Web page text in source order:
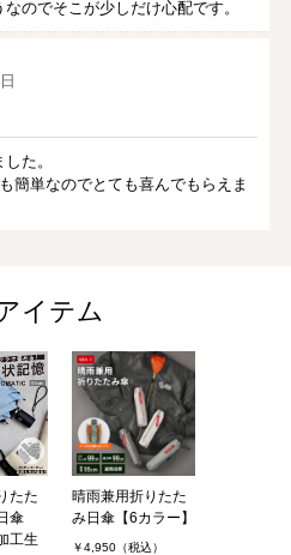
のでそこが少しだけ心配です。
た。
単なのでとても喜んでもらえま
く、検索してたどり着きました！
。
じる時は軽くパッと閉じてくれま
、折り目通．．．
イテム
たた
傘
工生
晴雨兼用折りたた
み日傘【6カラー】
￥4,950（税込）